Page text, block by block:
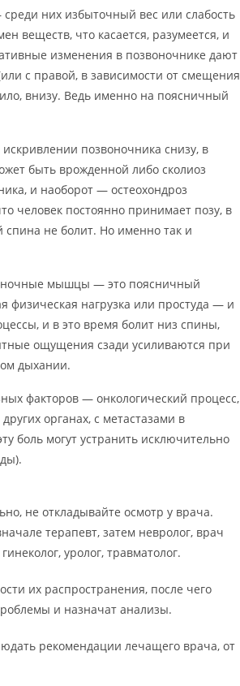
них избыточный вес или слабость
веществ, что касается, разумеется, и
изменения в позвоночнике дают
с правой, в зависимости от смещения
внизу. Ведь именно на поясничный
позвоночника снизу, в
быть врожденной либо сколиоз
и наоборот — остеохондроз
человек постоянно принимает позу, в
спина не болит. Но именно так и
мышцы — это поясничный
нагрузка или простуда — и
и в это время болит низ спины,
ощущения сзади усиливаются при
дыхании.
факторов — онкологический процесс,
органах, с метастазами в
боль могут устранить исключительно
не откладывайте осмотр у врача.
терапевт, затем невролог, врач
уролог, травматолог.
их распространения, после чего
и назначат анализы.
рекомендации лечащего врача, от